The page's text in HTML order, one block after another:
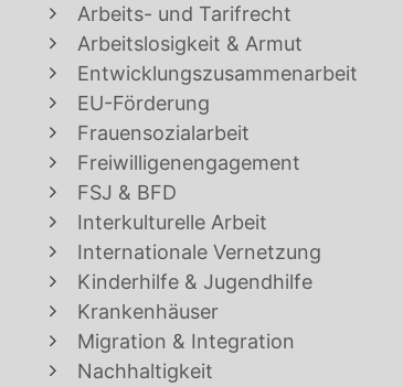
Arbeits- und Tarifrecht
Arbeitslosigkeit & Armut
Entwicklungszusammenarbeit
EU-Förderung
Frauensozialarbeit
Freiwilligenengagement
FSJ & BFD
Interkulturelle Arbeit
Internationale Vernetzung
Kinderhilfe & Jugendhilfe
Krankenhäuser
Migration & Integration
Nachhaltigkeit